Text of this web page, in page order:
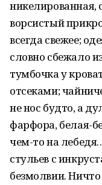
никелированная,
ворсистый
всегда свежее;
словно сбежало
тумбочка у
отсеками;
не нос будто, а
фарфора, белая-
чем-то на
стульев с
безмолвии.